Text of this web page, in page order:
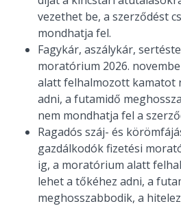
vezethet be, a szerződést
mondhatja fel.
Fagykár, aszálykár,
moratórium 2026.
alatt felhalmozott kamatot
adni, a futamidő
nem mondhatja fel a
Ragadós száj- és
gazdálkodók fizetési
ig, a moratórium alatt
lehet a tőkéhez adni, a
meghosszabbodik, a